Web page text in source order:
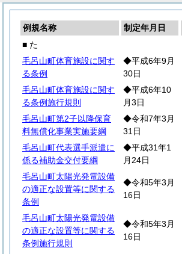
例規名称 制定年月日
■ た
毛呂山町体育施設に関す
る条例
◆平成6年9月
30日
毛呂山町体育施設に関す
る条例施行規則
◆平成6年10
月3日
毛呂山町第2子以降保育
料無償化事業実施要綱
◆令和7年3月
31日
毛呂山町代表選手派遣に
係る補助金交付要綱
◆平成31年1
月24日
毛呂山町太陽光発電設備
の適正な設置等に関する
条例
◆令和5年3月
16日
毛呂山町太陽光発電設備
の適正な設置等に関する
条例施行規則
◆令和5年3月
16日